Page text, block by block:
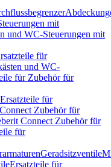
mit
und WC-Steuerungen mit
für
und WC-
für Zubehör für
Ersatzteile für
Zubehör für
Connect Zubehör für
für
Geradsitzventile
Ersatzteile für